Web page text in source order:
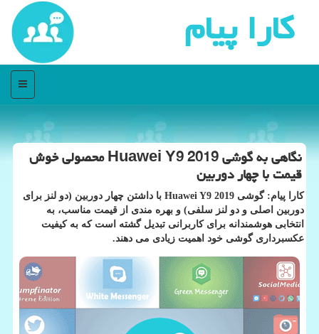
كارا پیام
منو
نگاهی به گوشی Huawei Y9 2019 محصولی خوش
قیمت با چهار دوربین
كارا پیام: گوشی Huawei Y9 2019 با داشتن چهار دوربین (دو لنز برای
دوربین اصلی و دو لنز سلفی) و بهره مندی از قیمت مناسب، به
انتخابی هوشمندانه برای كاربرانی تبدیل گشته است كه به كیفیت
عكسبرداری گوشی خود اهمیت زیادی می دهند.